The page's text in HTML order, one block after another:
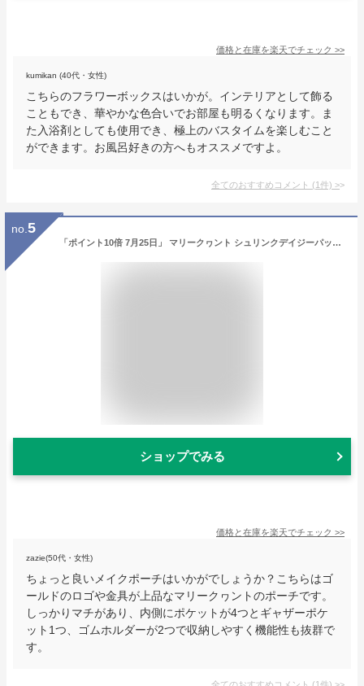
価格と在庫を楽天でチェック >>
kumikan (40代・女性)
こちらのフラワーボックスはいかが。インテリアとして飾る
こともでき、華やかな色合いでお部屋も明るくなります。ま
た入浴剤としても使用でき、極上のバスタイムを楽しむこと
ができます。お風呂好きの方へもオススメですよ。
全てのおすすめコメント (1件) >
no. 5
「ポイント10倍 7月25日」 マリークヮント シュリンクデイジーパッチ オーバルポーチ ブラック 本体 H10×W15×D8cm 化粧ポーチ・メイクボックス 【送料無料】 アットコスメ
ショップでみる
価格と在庫を楽天でチェック >>
zazie(50代・女性)
ちょっと良いメイクポーチはいかがでしょうか？こちらはゴ
ールドのロゴや金具が上品なマリークヮントのポーチです。
しっかりマチがあり、内側にポケットが4つとギャザーポケ
ット1つ、ゴムホルダーが2つで収納しやすく機能性も抜群で
す。